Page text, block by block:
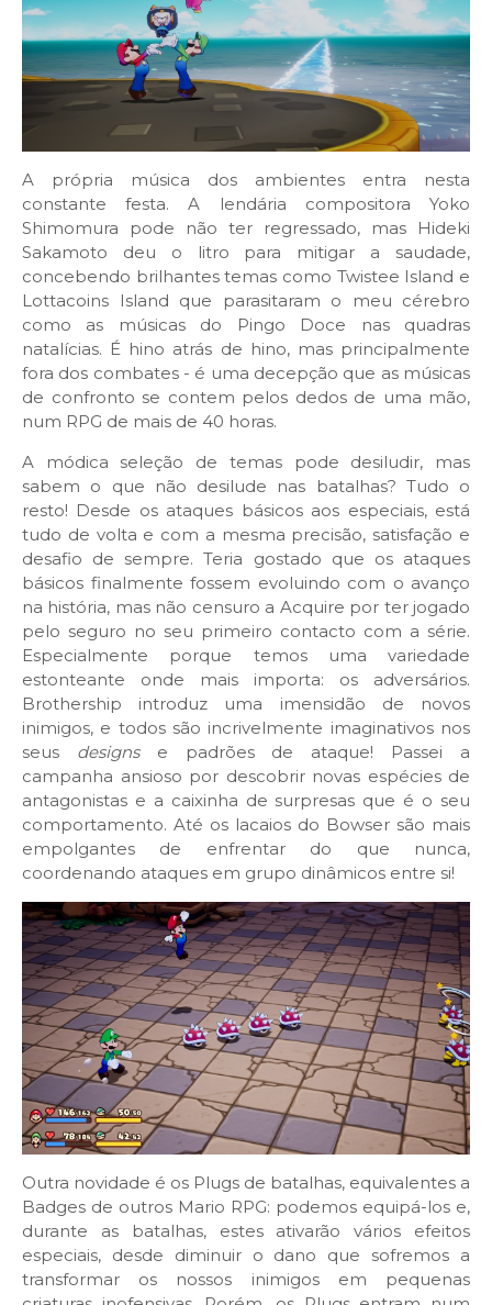
A própria música dos ambientes entra nesta
constante festa. A lendária compositora Yoko
Shimomura pode não ter regressado, mas Hideki
Sakamoto deu o litro para mitigar a saudade,
concebendo brilhantes temas como Twistee Island e
Lottacoins Island que parasitaram o meu cérebro
como as músicas do Pingo Doce nas quadras
natalícias. É hino atrás de hino, mas principalmente
fora dos combates - é uma decepção que as músicas
de confronto se contem pelos dedos de uma mão,
num RPG de mais de 40 horas.
A módica seleção de temas pode desiludir, mas
sabem o que não desilude nas batalhas? Tudo o
resto! Desde os ataques básicos aos especiais, está
tudo de volta e com a mesma precisão, satisfação e
desafio de sempre. Teria gostado que os ataques
básicos finalmente fossem evoluindo com o avanço
na história, mas não censuro a Acquire por ter jogado
pelo seguro no seu primeiro contacto com a série.
Especialmente porque temos uma variedade
estonteante onde mais importa: os adversários.
Brothership introduz uma imensidão de novos
inimigos, e todos são incrivelmente imaginativos nos
seus designs e padrões de ataque! Passei a
campanha ansioso por descobrir novas espécies de
antagonistas e a caixinha de surpresas que é o seu
comportamento. Até os lacaios do Bowser são mais
empolgantes de enfrentar do que nunca,
coordenando ataques em grupo dinâmicos entre si!
Outra novidade é os Plugs de batalhas, equivalentes a
Badges de outros Mario RPG: podemos equipá-los e,
durante as batalhas, estes ativarão vários efeitos
especiais, desde diminuir o dano que sofremos a
transformar os nossos inimigos em pequenas